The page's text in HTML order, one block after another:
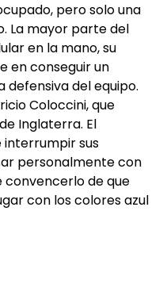
pero solo una
La mayor parte del
en la mano, su
en conseguir un
del equipo.
Coloccini, que
Inglaterra. El
sus
personalmente con
convencerlo de que
con los colores azul